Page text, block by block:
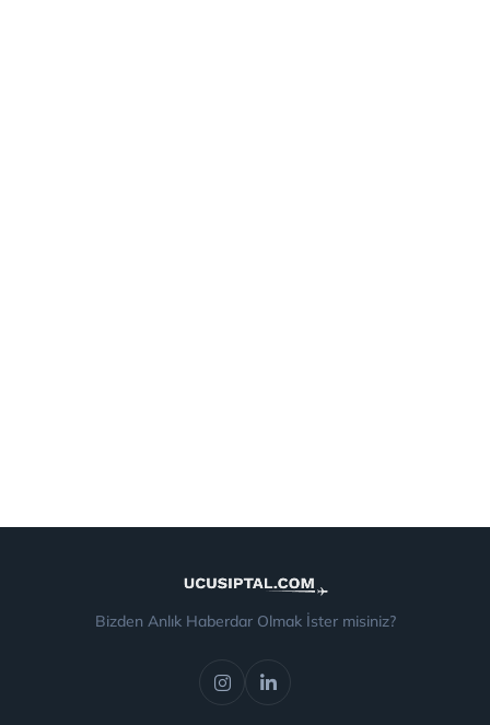
Bizden Anlık Haberdar Olmak İster misiniz?